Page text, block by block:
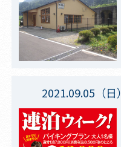
2021.09.05（日）